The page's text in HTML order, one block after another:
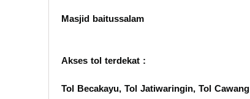
Masjid baitussalam
Akses tol terdekat :
Tol Becakayu, Tol Jatiwaringin, Tol Cawang